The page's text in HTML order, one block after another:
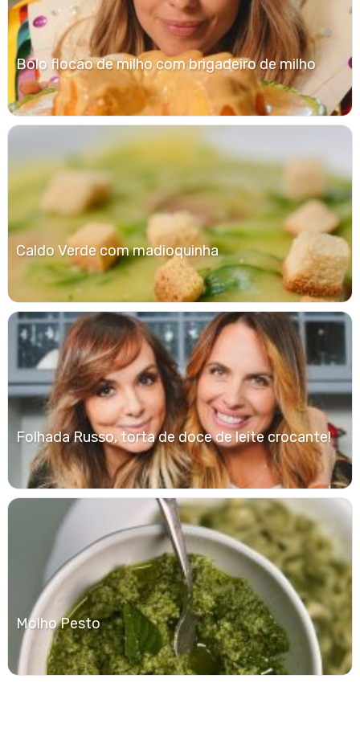
Bolo flocão de milho com brigadeiro de milho
Caldo Verde com madioquinha
Folhada Russo, torta de doce de leite crocante!
Molho Pesto